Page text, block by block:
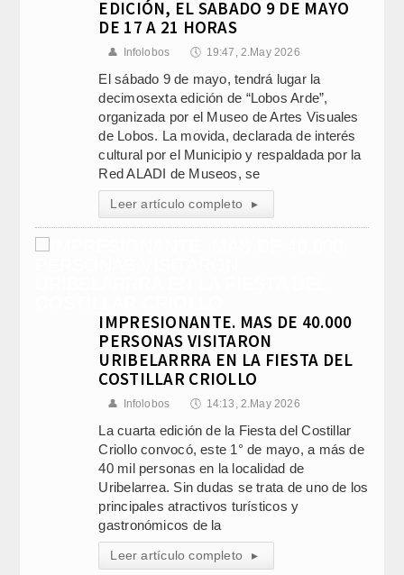
EDICIÓN, EL SABADO 9 DE MAYO
DE 17 A 21 HORAS
👤 Infolobos 🕔 19:47, 2.May 2026
El sábado 9 de mayo, tendrá lugar la
decimosexta edición de “Lobos Arde”,
organizada por el Museo de Artes Visuales
de Lobos. La movida, declarada de interés
cultural por el Municipio y respaldada por la
Red ALADI de Museos, se
Leer artículo completo ▸
IMPRESIONANTE. MAS DE 40.000
PERSONAS VISITARON
URIBELARRRA EN LA FIESTA DEL
COSTILLAR CRIOLLO
👤 Infolobos 🕔 14:13, 2.May 2026
La cuarta edición de la Fiesta del Costillar
Criollo convocó, este 1° de mayo, a más de
40 mil personas en la localidad de
Uribelarrea. Sin dudas se trata de uno de los
principales atractivos turísticos y
gastronómicos de la
Leer artículo completo ▸